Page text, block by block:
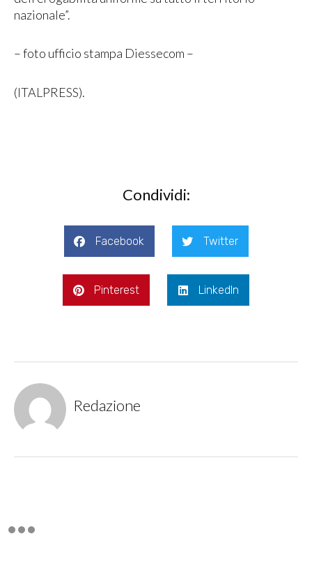
nazionale”.
– foto ufficio stampa Diessecom –
(ITALPRESS).
Condividi:
Facebook Twitter
Pinterest LinkedIn
Redazione